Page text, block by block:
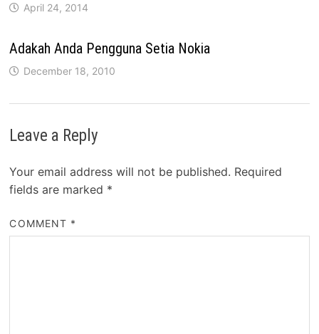
April 24, 2014
Adakah Anda Pengguna Setia Nokia
December 18, 2010
Leave a Reply
Your email address will not be published. Required
fields are marked *
COMMENT *